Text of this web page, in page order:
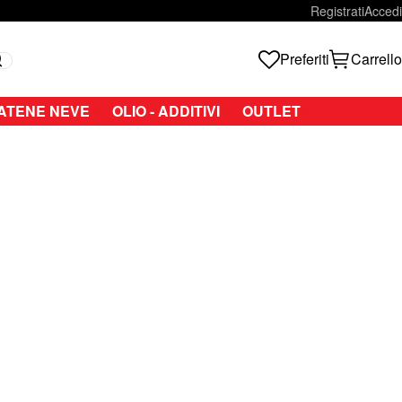
RegistratiAccedi
Preferiti Carrello
NEVE OLIO - ADDITIVI OUTLET